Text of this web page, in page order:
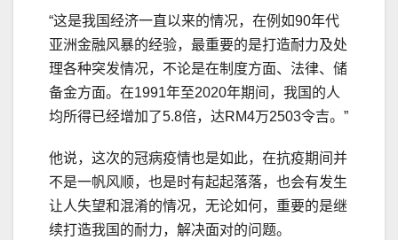
“这是我国经济一直以来的情况，在例如90年代
亚洲金融风暴的经验，最重要的是打造耐力及处
理各种突发情况，不论是在制度方面、法律、储
备金方面。在1991年至2020年期间，我国的人
均所得已经增加了5.8倍，达RM4万2503令吉。”
他说，这次的冠病疫情也是如此，在抗疫期间并
不是一帆风顺，也是时有起起落落，也会有发生
让人失望和混淆的情况，无论如何，重要的是继
续打造我国的耐力，解决面对的问题。